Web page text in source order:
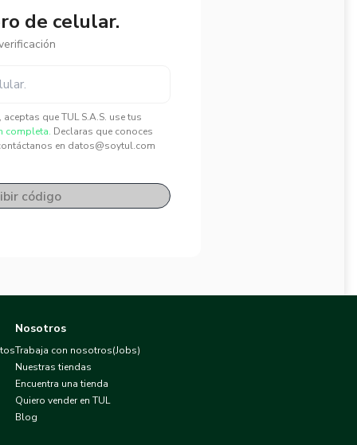
de celular.
que TUL S.A.S. use tus
completa. Declaras que conoces
en datos@soytul.com
código
Nosotros
Trabaja con nosotros(Jobs)
Nuestras tiendas
Encuentra una tienda
Quiero vender en TUL
Blog